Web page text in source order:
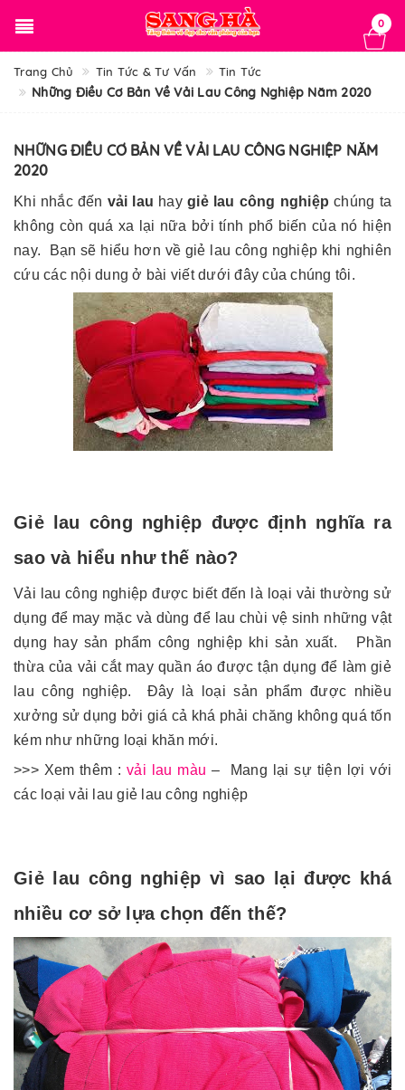
0
Trang Chủ Tin Tức & Tư Vấn Tin Tức
Những Điều Cơ Bản Về Vải Lau Công Nghiệp Năm 2020
NHỮNG ĐIỀU CƠ BẢN VỀ VẢI LAU CÔNG NGHIỆP NĂM
2020
Khi nhắc đến vải lau haygiẻ lau công nghiệp chúng ta
không còn quá xa lại nữa bởi tính phổ biến của nó hiện
nay. Bạn sẽ hiểu hơn về giẻ lau công nghiệp khi nghiên
cứu các nội dung ở bài viết dưới đây của chúng tôi.
Giẻ lau công nghiệp được định nghĩa ra
sao và hiểu như thế nào?
Vải lau công nghiệp được biết đến là loại vải thường sử
dụng để may mặc và dùng để lau chùi vệ sinh những vật
dụng hay sản phẩm công nghiệp khi sản xuất. Phần
thừa của vải cắt may quần áo được tận dụng để làm giẻ
lau công nghiệp. Đây là loại sản phẩm được nhiều
xưởng sử dụng bởi giá cả khá phải chăng không quá tốn
kém như những loại khăn mới.
>>> Xem thêm :vải lau màu – Mang lại sự tiện lợi với
các loại vải lau giẻ lau công nghiệp
Giẻ lau công nghiệp vì sao lại được khá
nhiều cơ sở lựa chọn đến thế?